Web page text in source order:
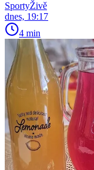
SportyŽivě
dnes, 19:17
4 min